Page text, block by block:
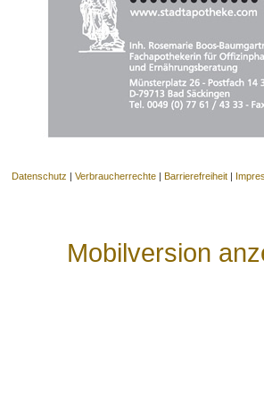
Datenschutz | Verbraucherrechte | Barrierefreiheit |
Mobilversion